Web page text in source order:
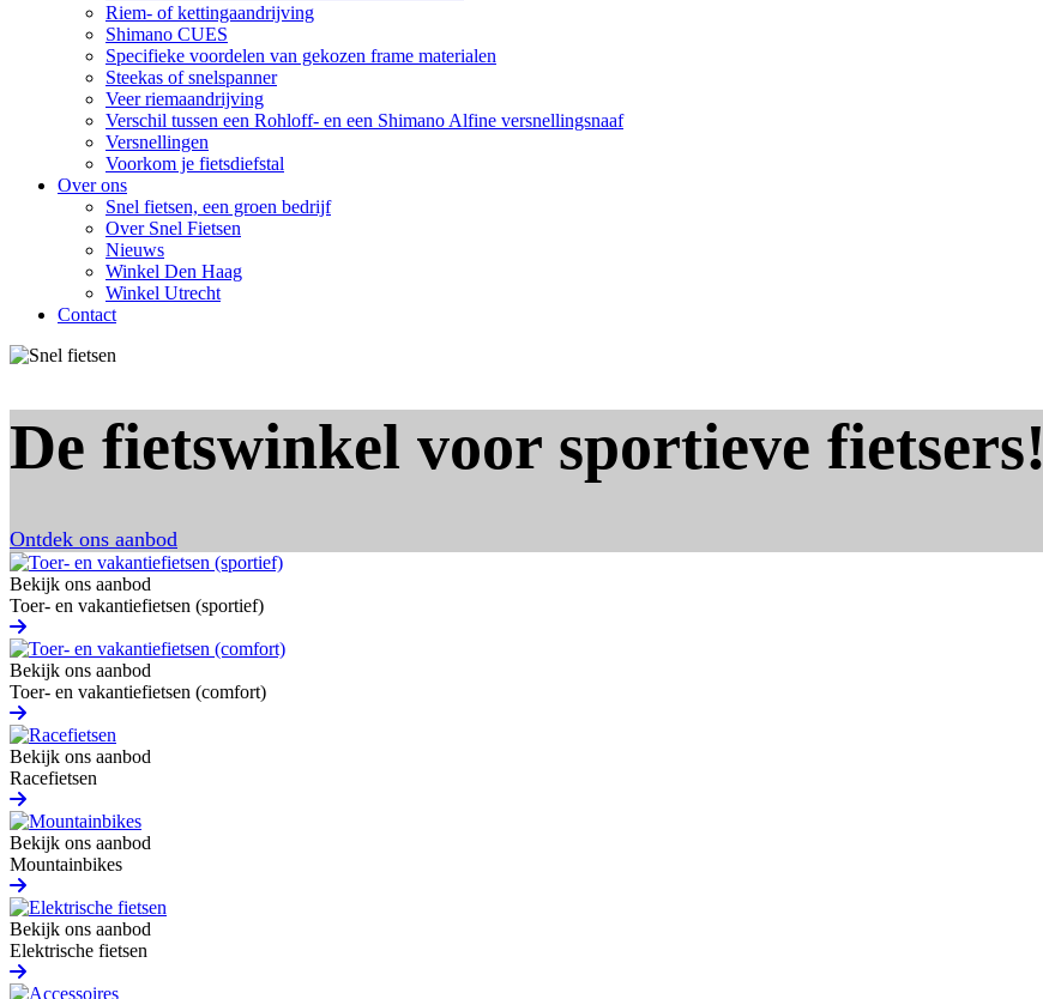
Riem- of kettingaandrijving
Shimano CUES
Specifieke voordelen van gekozen frame materialen
Steekas of snelspanner
Veer riemaandrijving
Verschil tussen een Rohloff- en een Shimano Alfine versnellingsnaaf
Versnellingen
Voorkom je fietsdiefstal
Over ons
Snel fietsen, een groen bedrijf
Over Snel Fietsen
Nieuws
Winkel Den Haag
Winkel Utrecht
Contact
De fietswinkel voor sportieve fietsers!
Ontdek ons aanbod
Bekijk ons aanbod
Toer- en vakantiefietsen (sportief)
Bekijk ons aanbod
Toer- en vakantiefietsen (comfort)
Bekijk ons aanbod
Racefietsen
Bekijk ons aanbod
Mountainbikes
Bekijk ons aanbod
Elektrische fietsen